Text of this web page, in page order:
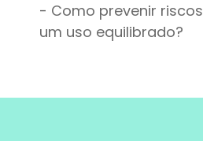
- Como prevenir
um uso equilibrado?